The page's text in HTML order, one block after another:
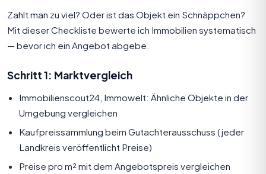
Zahlt man zu viel? Oder ist das Objekt ein Schnäppchen?
Mit dieser Checkliste bewerte ich Immobilien systematisch
— bevor ich ein Angebot abgebe.
Schritt 1: Marktvergleich
Immobilienscout24, Immowelt: Ähnliche Objekte in der
Umgebung vergleichen
Kaufpreissammlung beim Gutachterausschuss (jeder
Landkreis veröffentlicht Preise)
Preise pro m² mit dem Angebotspreis vergleichen